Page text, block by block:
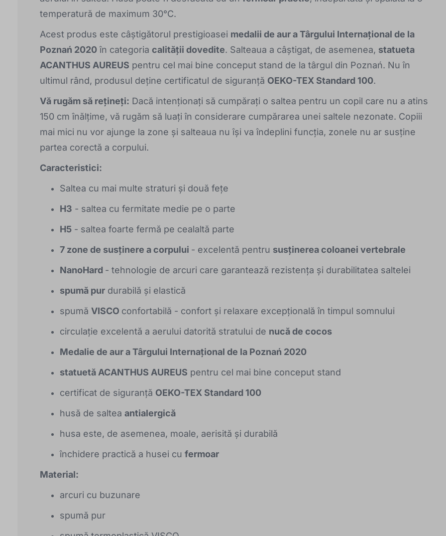
temperatură de maximum 30°C.
Acest produs este câștigătorul prestigioasei medalii de aur a Târgului Internațional de la
Poznań 2020în categoria calității dovedite. Salteaua a câștigat, de asemenea, statueta
ACANTHUS AUREUS pentru cel mai bine conceput stand de la târgul din Poznań. Nu în
ultimul rând, produsul deține certificatul de siguranță OEKO-TEX Standard 100.
Vă rugăm să rețineți: Dacă intenționați să cumpărați o saltea pentru un copil care nu a atins
150 cm înălțime, vă rugăm să luați în considerare cumpărarea unei saltele nezonate. Copiii
mai mici nu vor ajunge la zone și salteaua nu își va îndeplini funcția, zonele nu ar susține
partea corectă a corpului.
Caracteristici:
Saltea cu mai multe straturi și două fețe
H3 - saltea cu fermitate medie pe o parte
H5 - saltea foarte fermă pe cealaltă parte
7 zone de susținere a corpului - excelentă pentru susținerea coloanei vertebrale
NanoHard - tehnologie de arcuri care garantează rezistența și durabilitatea saltelei
spumă pur durabilă și elastică
spumă VISCO confortabilă - confort și relaxare excepțională în timpul somnului
circulație excelentă a aerului datorită stratului de nucă de cocos
Medalie de aur a Târgului Internațional de la Poznań 2020
statuetă ACANTHUS AUREUS pentru cel mai bine conceput stand
certificat de siguranță OEKO-TEX Standard 100
husă de saltea antialergică
husa este, de asemenea, moale, aerisită și durabilă
închidere practică a husei cu fermoar
Material:
arcuri cu buzunare
spumă pur